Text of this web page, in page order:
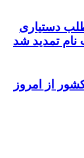
هزار داوطلب دستیاری
نام تمدید شد
از امروز